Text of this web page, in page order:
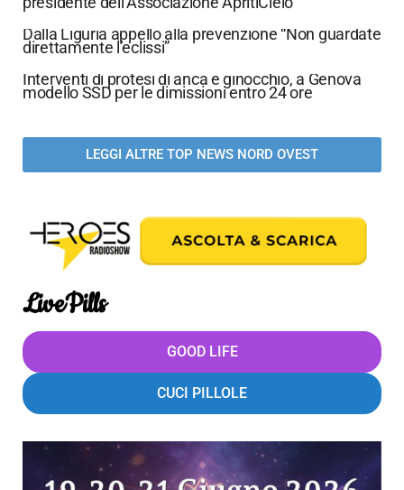
Dalla Liguria appello alla prevenzione “Non guardate
direttamente l’eclissi”
Interventi di protesi di anca e ginocchio, a Genova
modello SSD per le dimissioni entro 24 ore
LEGGI ALTRE TOP NEWS NORD OVEST
LivePills
GOOD LIFE
CUCI PILLOLE